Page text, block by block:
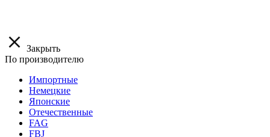
Закрыть
По производителю
Импортные
Немецкие
Японские
Отечественные
FAG
FBJ